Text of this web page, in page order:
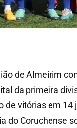
de Almeirim
da primeira
de vitórias em 14
do Coruchense